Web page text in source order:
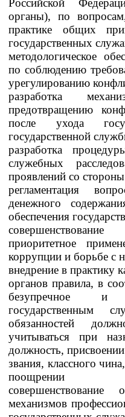
Российской
органы), по
практике общих
государственных
методологическое
по соблюдению
урегулированию
разработка
предотвращению
после ухода
государственной
разработка
служебных
проявлений со
регламентация
денежного
обеспечения
приоритетное
коррупции и борьбе с
внедрение в практику
органов правила, в
безупречное и
государственным
обязанностей
учитываться при
должность,
звания, классного
поощрении
механизмов